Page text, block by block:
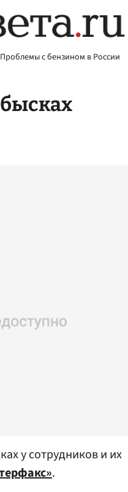
Проблемы с бензином в России
у сотрудников и их
.